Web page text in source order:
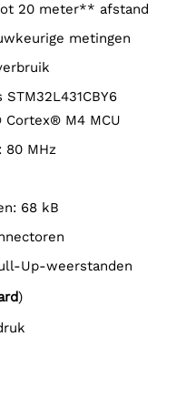
20 meter** afstand
metingen
STM32L431CBY6
Cortex® M4 MCU
80 MHz
68 kB
Up-weerstanden
)